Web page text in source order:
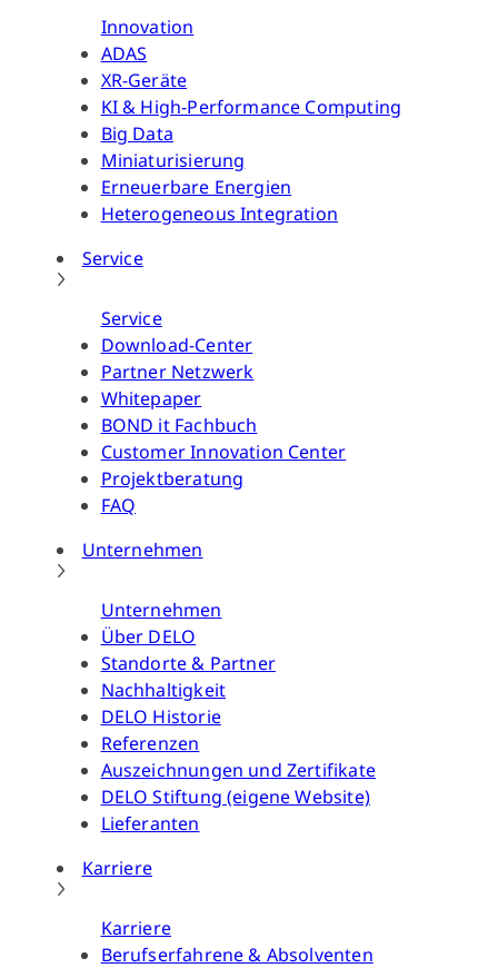
Innovation
ADAS
XR-Geräte
KI & High-Performance Computing
Big Data
Miniaturisierung
Erneuerbare Energien
Heterogeneous Integration
Service
Service
Download-Center
Partner Netzwerk
Whitepaper
BOND it Fachbuch
Customer Innovation Center
Projektberatung
FAQ
Unternehmen
Unternehmen
Über DELO
Standorte & Partner
Nachhaltigkeit
DELO Historie
Referenzen
Auszeichnungen und Zertifikate
DELO Stiftung (eigene Website)
Lieferanten
Karriere
Karriere
Berufserfahrene & Absolventen